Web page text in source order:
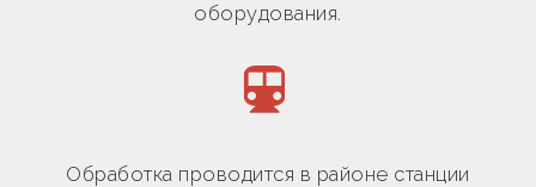
оборудования.
Обработка проводится в районе станции